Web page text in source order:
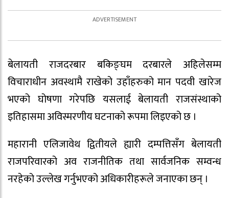
बेलायती राजदरबार बकिङ्घम दरबारले अहिलेसम्म
विचाराधीन अवस्थामै राखेको उहाँहरुको मान पदवी खारेज
भएको घोषणा गरेपछि यसलाई बेलायती राजसंस्थाको
इतिहासमा अविस्मरणीय घटनाको रूपमा लिइएको छ ।
महारानी एलिजावेथ द्वितीयले ह्यारी दम्पत्तिसँग बेलायती
राजपरिवारको अव राजनीतिक तथा सार्वजनिक सम्वन्ध
नरहेको उल्लेख गर्नुभएको अधिकारीहरूले जनाएका छन् ।